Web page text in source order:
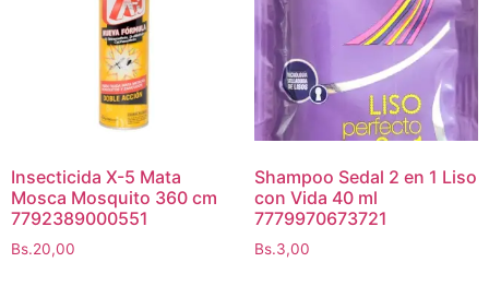
Insecticida X-5 Mata
Mosca Mosquito 360 cm
7792389000551
Bs.20,00
Shampoo Sedal 2 en 1 Liso
con Vida 40 ml
7779970673721
Bs.3,00